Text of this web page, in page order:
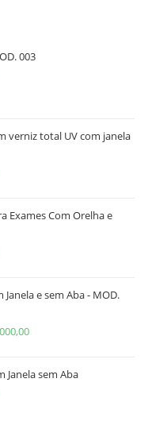
003
verniz total UV com janela
Exames Com Orelha e
Janela e sem Aba - MOD.
Janela sem Aba